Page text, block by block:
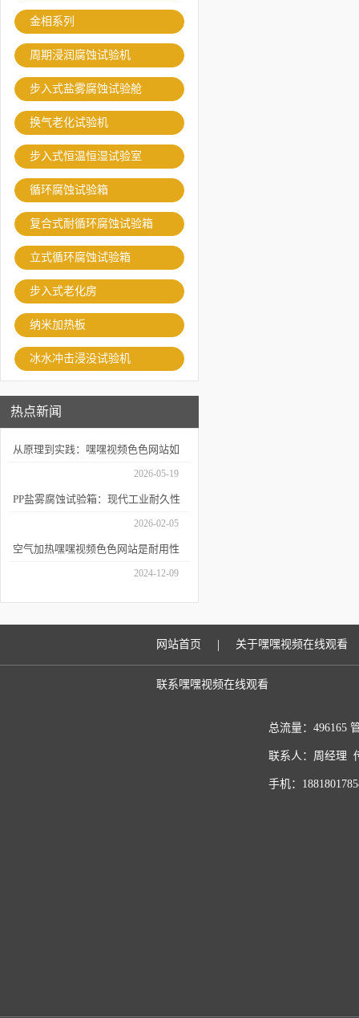
金相系列
周期浸润腐蚀试验机
步入式盐雾腐蚀试验舱
换气老化试验机
步入式恒温恒湿试验室
循环腐蚀试验箱
复合式耐循环腐蚀试验箱
立式循环腐蚀试验箱
步入式老化房
纳米加热板
冰水冲击浸没试验机
热点新闻
从原理到实践：嘿嘿视频色色网站如
何精准模拟海洋腐蚀环境？2026-05-19
PP盐雾腐蚀试验箱：现代工业耐久性
2026-02-05
空气加热嘿嘿视频色色网站是耐用性
2024-12-09
网站首页 | 关于嘿嘿视频在线观看
联系嘿嘿视频在线观看
总流量：496165
联系人：周经理
手机：